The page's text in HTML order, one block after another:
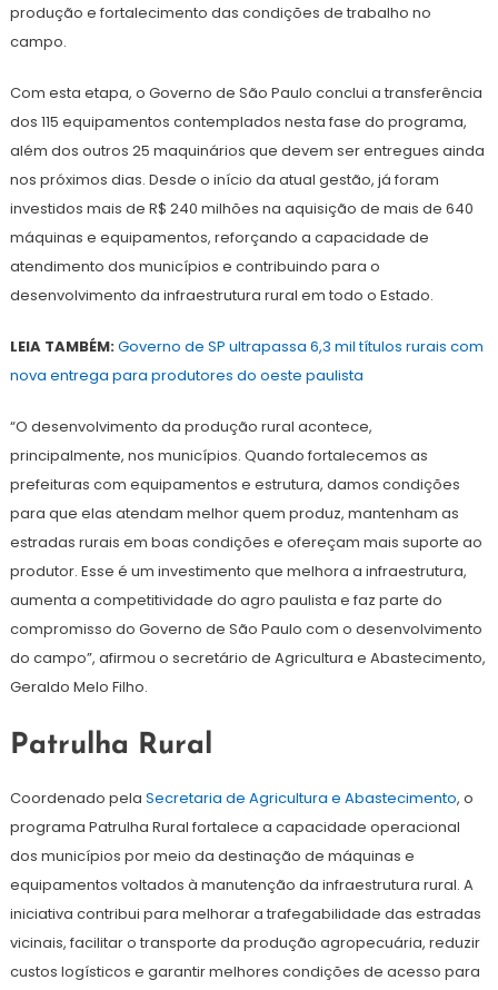
produção e fortalecimento das condições de trabalho no
campo.
Com esta etapa, o Governo de São Paulo conclui a transferência
dos 115 equipamentos contemplados nesta fase do programa,
além dos outros 25 maquinários que devem ser entregues ainda
nos próximos dias. Desde o início da atual gestão, já foram
investidos mais de R$ 240 milhões na aquisição de mais de 640
máquinas e equipamentos, reforçando a capacidade de
atendimento dos municípios e contribuindo para o
desenvolvimento da infraestrutura rural em todo o Estado.
LEIA TAMBÉM:Governo de SP ultrapassa 6,3 mil títulos rurais com
nova entrega para produtores do oeste paulista
“O desenvolvimento da produção rural acontece,
principalmente, nos municípios. Quando fortalecemos as
prefeituras com equipamentos e estrutura, damos condições
para que elas atendam melhor quem produz, mantenham as
estradas rurais em boas condições e ofereçam mais suporte ao
produtor. Esse é um investimento que melhora a infraestrutura,
aumenta a competitividade do agro paulista e faz parte do
compromisso do Governo de São Paulo com o desenvolvimento
do campo”, afirmou o secretário de Agricultura e Abastecimento,
Geraldo Melo Filho.
Patrulha Rural
Coordenado pela Secretaria de Agricultura e Abastecimento, o
programa Patrulha Rural fortalece a capacidade operacional
dos municípios por meio da destinação de máquinas e
equipamentos voltados à manutenção da infraestrutura rural. A
iniciativa contribui para melhorar a trafegabilidade das estradas
vicinais, facilitar o transporte da produção agropecuária, reduzir
custos logísticos e garantir melhores condições de acesso para